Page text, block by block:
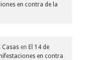
en contra de la
Casas en El 14 de
en contra